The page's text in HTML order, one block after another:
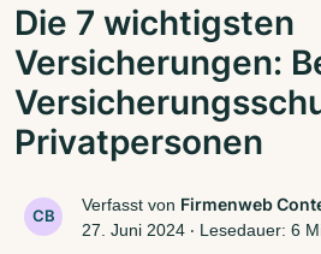
Die 7 wichtigsten
Versicherungen:
Privatpersonen
CB
Verfasst von Firmenweb
27. Juni 2024 ‧ Lesedauer: 6